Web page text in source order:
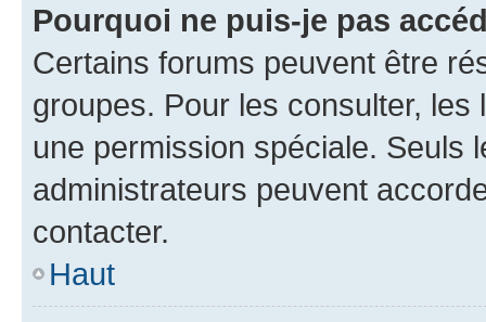
Pourquoi ne puis-je pas
Certains forums peuvent être
groupes. Pour les consulter,
une permission spéciale. Seuls
administrateurs peuvent
contacter.
Haut